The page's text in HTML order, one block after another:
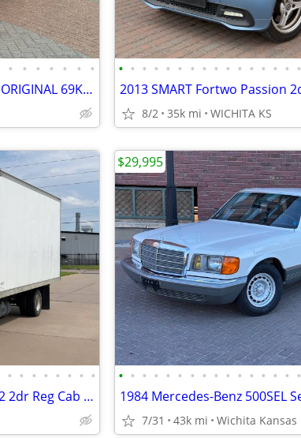
• • • • • • •
1963 VOLVO PV544 SPORT ALL ORIGINAL 69K MILE SURVIVOR! NO RUST! NICE!
• • • • • • • • • • • • • • • •
8/2 35k mi WICHITA KS
• • • • • • • •
2014 Mitsubishi Fuso FE180 4X2 2dr Reg Cab 161.4 172.8 in.WB Box Truck
• • • • • • • • • • • • • • • •
7/31 43k mi Wichita Kansas
$29,995